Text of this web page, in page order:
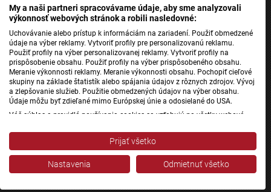
My a naši partneri spracovávame údaje, aby sme analyzovali
výkonnosť webových stránok a robili nasledovné:
Uchovávanie alebo prístup k informáciám na zariadení. Použiť obmedzené
údaje na výber reklamy. Vytvoriť profily pre personalizovanú reklamu.
Použiť profily na výber personalizovanej reklamy. Vytvoriť profily na
prispôsobenie obsahu. Použiť profily na výber prispôsobeného obsahu.
Meranie výkonnosti reklamy. Meranie výkonnosti obsahu. Pochopiť cieľové
skupiny na základe štatistík alebo spájania údajov z rôznych zdrojov. Vývoj
a zlepšovanie služieb. Použitie obmedzených údajov na výber obsahu.
Údaje môžu byť zdieľané mimo Európskej únie a odosielané do USA.
Váš súhlas a pravidlá používania cookies sa vzťahujú na všetky webové
Stred, Rádio Regina Západ, Rádio Patria, Rádio Devín, RTVS, Hudobné
pozdravy, Rádio Slovensko, RSI Francais, RSI English, RSI Slovensky, Rádio
Junior, RSI, Rádio Regina Východ, Rádio_FM, RSI Espanol, NEV.
Zobraziť zoznam partnerov (1 predajcovia IAB)
Prijať všetko
Nastavenia Odmietnuť všetko
Správy STVR
Podcasty
Mobilné aplikácie
Rádio Slovensko
Rádio Regina
Rádio_FM
Patria
Rádio RSI